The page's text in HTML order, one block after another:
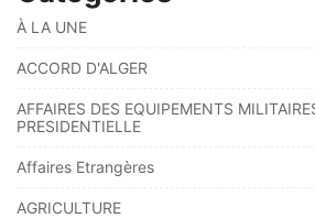
À LA UNE
ACCORD D'ALGER
AFFAIRES DES EQUIPEMENTS
PRESIDENTIELLE
Affaires Etrangères
AGRICULTURE